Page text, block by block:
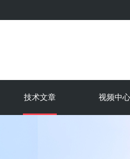
技术文章 视频中心